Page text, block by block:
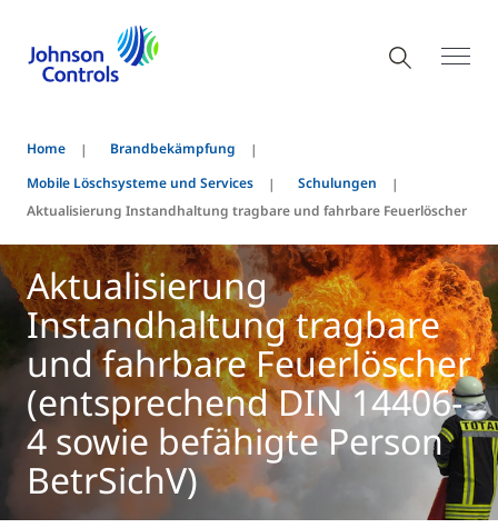
Home
Brandbekämpfung
Mobile Löschsysteme und Services
Schulungen
Aktualisierung Instandhaltung tragbare und fahrbare Feuerlöscher
Aktualisierung
Instandhaltung tragbare
und fahrbare Feuerlöscher
(entsprechend DIN 14406-
4 sowie befähigte Person
BetrSichV)